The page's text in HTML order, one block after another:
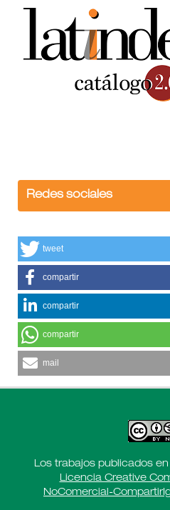
Redes sociales
tweet
compartir
compartir
compartir
mail
Los trabajos publicados
Licencia Creative
NoComercial-